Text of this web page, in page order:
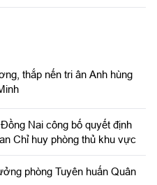
thắp nến tri ân Anh hùng
Nai công bố quyết định
Chỉ huy phòng thủ khu vực
phòng Tuyên huấn Quân